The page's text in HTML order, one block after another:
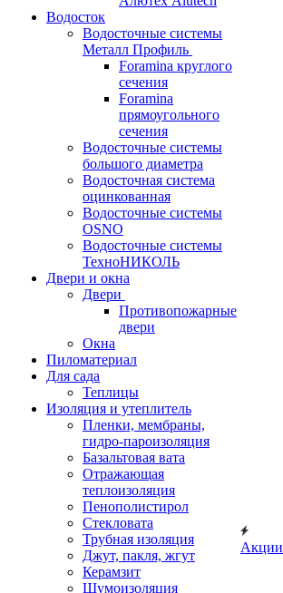
Водосток
Водосточные системы
Металл Профиль
Foramina круглого
сечения
Foramina
прямоугольного
сечения
Водосточные системы
большого диаметра
Водосточная система
оцинкованная
Водосточные системы
OSNO
Водосточные системы
ТехноНИКОЛЬ
Двери и окна
Двери
Противопожарные
двери
Окна
Пиломатериал
Для сада
Теплицы
Изоляция и утеплитель
Пленки, мембраны,
гидро-пароизоляция
Базальтовая вата
Отражающая
теплоизоляция
Пенополистирол
Стекловата
Трубная изоляция
Джут, пакля, жгут
Керамзит
Шумоизоляция
Акции